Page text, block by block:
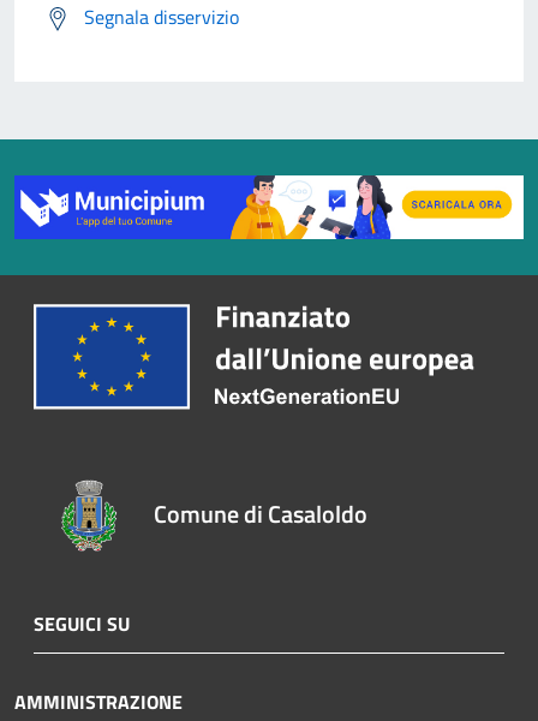
Segnala disservizio
Comune di Casaloldo
SEGUICI SU
AMMINISTRAZIONE